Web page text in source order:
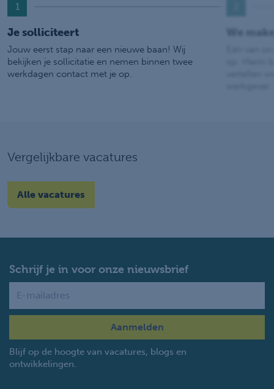
1
Je solliciteert
Jouw eerst stap naar een nieuwe baan! Wij
bekijken je sollicitatie en nemen binnen twee
werkdagen contact met je op.
We
Vergelijkbare vacatures
Alle vacatures
Schrijf je in voor onze nieuwsbrief
Blijf op de hoogte van vacatures, blogs en
ontwikkelingen.